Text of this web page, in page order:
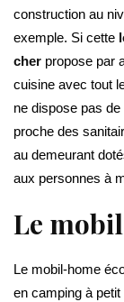
construction au
exemple. Si cette
cher propose par
cuisine avec tout
ne dispose pas
proche des
au demeurant
aux personnes à
Le
Le mobil-home
en camping à